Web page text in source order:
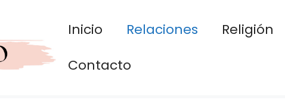
Inicio Relaciones Religión
Contacto